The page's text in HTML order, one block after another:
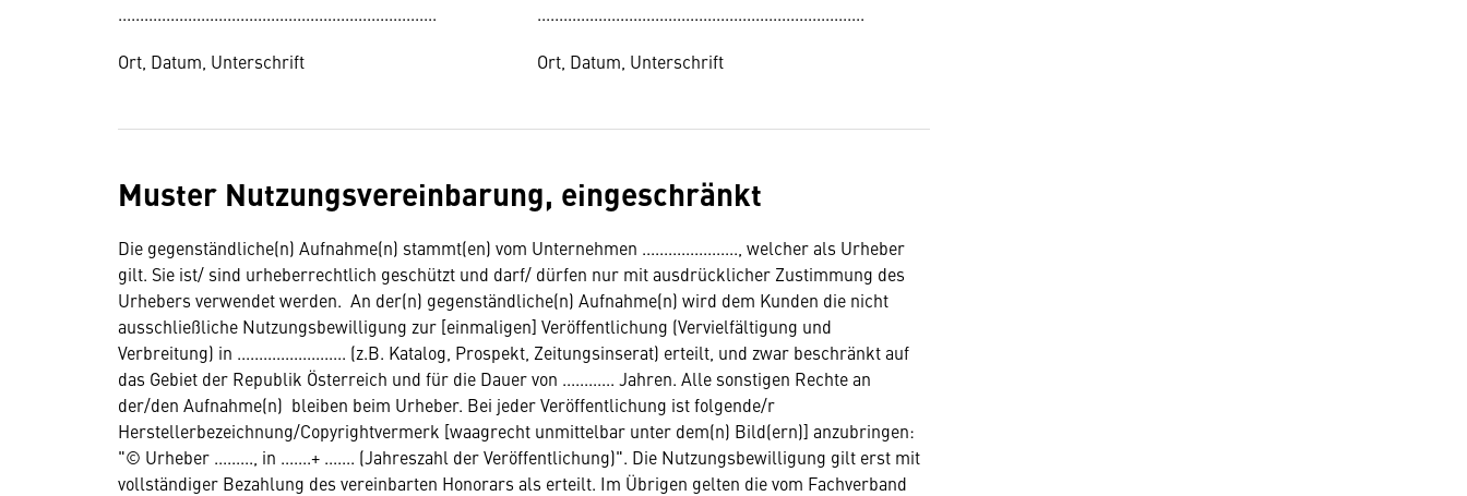
.........................................................................
Ort, Datum, Unterschrift
...........................................................................
Ort, Datum, Unterschrift
Muster Nutzungsvereinbarung, eingeschränkt
Die gegenständliche(n) Aufnahme(n) stammt(en) vom Unternehmen ......................, welcher als Urheber
gilt. Sie ist/ sind urheberrechtlich geschützt und darf/ dürfen nur mit ausdrücklicher Zustimmung des
Urhebers verwendet werden. An der(n) gegenständliche(n) Aufnahme(n) wird dem Kunden die nicht
ausschließliche Nutzungsbewilligung zur [einmaligen] Veröffentlichung (Vervielfältigung und
Verbreitung) in ......................... (z.B. Katalog, Prospekt, Zeitungsinserat) erteilt, und zwar beschränkt auf
das Gebiet der Republik Österreich und für die Dauer von ............ Jahren. Alle sonstigen Rechte an
der/den Aufnahme(n) bleiben beim Urheber. Bei jeder Veröffentlichung ist folgende/r
Herstellerbezeichnung/Copyrightvermerk [waagrecht unmittelbar unter dem(n) Bild(ern)] anzubringen:
"© Urheber ........., in .......+ ....... (Jahreszahl der Veröffentlichung)". Die Nutzungsbewilligung gilt erst mit
vollständiger Bezahlung des vereinbarten Honorars als erteilt. Im Übrigen gelten die vom Fachverband